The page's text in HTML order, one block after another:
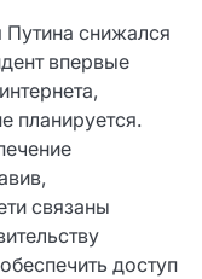
Путина снижался
впервые
планируется.
связаны
доступ